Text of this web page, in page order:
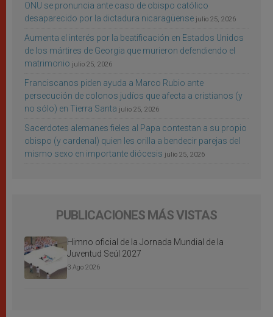
ONU se pronuncia ante caso de obispo católico
desaparecido por la dictadura nicaragüense julio 25, 2026
Aumenta el interés por la beatificación en Estados Unidos
de los mártires de Georgia que murieron defendiendo el
matrimonio julio 25, 2026
Franciscanos piden ayuda a Marco Rubio ante
persecución de colonos judíos que afecta a cristianos (y
no sólo) en Tierra Santa julio 25, 2026
Sacerdotes alemanes fieles al Papa contestan a su propio
obispo (y cardenal) quien les orilla a bendecir parejas del
mismo sexo en importante diócesis julio 25, 2026
PUBLICACIONES MÁS VISTAS
Himno oficial de la Jornada Mundial de la
Juventud Seúl 2027
3 Ago 2026